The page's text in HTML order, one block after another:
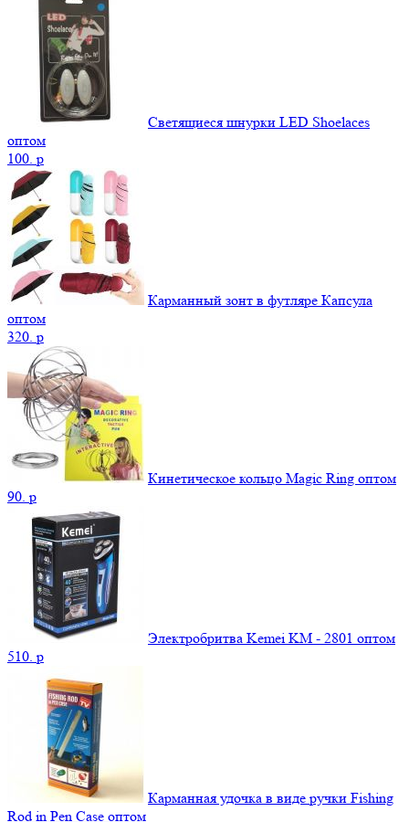
Светящиеся шнурки LED Shoelaces
оптом
100. p
Карманный зонт в футляре Капсула
оптом
320. p
Кинетическое кольцо Magic Ring оптом
90. p
Электробритва Kemei KM - 2801 оптом
510. p
Карманная удочка в виде ручки Fishing
Rod in Pen Case оптом